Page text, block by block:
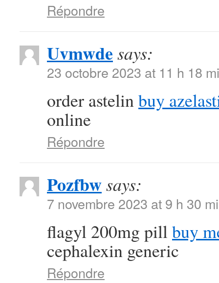
Répondre
Uvmwde says:
23 octobre 2023 at 11 h 18
order astelinbuy
online
Répondre
Pozfbwsays:
7 novembre 2023 at 9 h 30
flagyl 200mg pillbuy
cephalexin generic
Répondre